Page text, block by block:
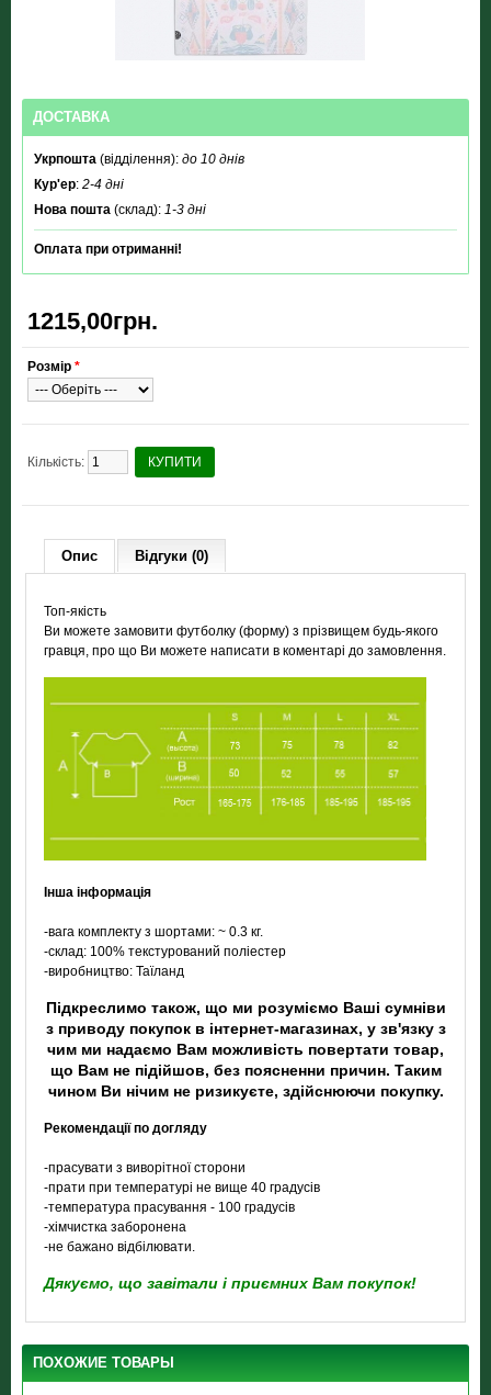
ДОСТАВКА
Укрпошта (відділення): до 10 днів
Кур'ер: 2-4 дні
Нова пошта (склад): 1-3 дні
Оплата при отриманні!
1215,00грн.
Розмір *
Кількість: КУПИТИ
Опис Відгуки (0)
Топ-якість
Ви можете замовити футболку (форму) з прізвищем будь-якого
гравця, про що Ви можете написати в коментарі до замовлення.
Інша інформація
-вага комплекту з шортами: ~ 0.3 кг.
-склад: 100% текстурований поліестер
-виробництво: Таїланд
Підкреслимо також, що ми розуміємо Ваші сумніви
з приводу покупок в інтернет-магазинах, у зв'язку з
чим ми надаємо Вам можливість повертати товар,
що Вам не підійшов, без поясненни причин. Таким
чином Ви нічим не ризикуєте, здійснюючи покупку.
Рекомендації по догляду
-прасувати з виворітної сторони
-прати при температурі не вище 40 градусів
-температура прасування - 100 градусів
-хімчистка заборонена
-не бажано відбілювати.
Дякуємо, що завітали і приємних Вам покупок!
ПОХОЖИЕ ТОВАРЫ